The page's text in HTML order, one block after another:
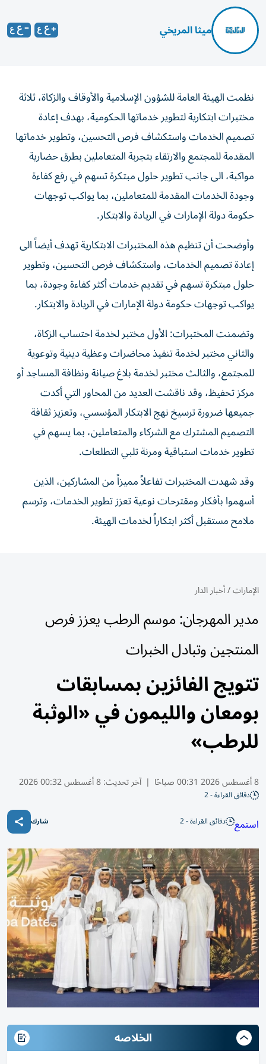
ميثا المريخي
نظمت الهيئة العامة للشؤون الإسلامية والأوقاف والزكاة، ثلاثة
مختبرات ابتكارية لتطوير خدماتها الحكومية، بهدف إعادة
تصميم الخدمات واستكشاف فرص التحسين، وتطوير خدماتها
المقدمة للمجتمع والارتقاء بتجربة المتعاملين بطرق حضارية
مواكبة، الى جانب تطوير حلول مبتكرة تسهم في رفع كفاءة
وجودة الخدمات المقدمة للمتعاملين، بما يواكب توجهات
حكومة دولة الإمارات في الريادة والابتكار.
وأوضحت أن تنظيم هذه المختبرات الابتكارية تهدف أيضاً الى
إعادة تصميم الخدمات، واستكشاف فرص التحسين، وتطوير
حلول مبتكرة تسهم في تقديم خدمات أكثر كفاءة وجودة، بما
يواكب توجهات حكومة دولة الإمارات في الريادة والابتكار.
وتضمنت المختبرات: الأول مختبر لخدمة احتساب الزكاة،
والثاني مختبر لخدمة تنفيذ محاضرات وعظية دينية وتوعوية
للمجتمع، والثالث مختبر لخدمة بلاغ صيانة ونظافة المساجد أو
مركز تحفيظ، وقد ناقشت العديد من المحاور التي أكدت
جميعها ضرورة ترسيخ نهج الابتكار المؤسسي، وتعزيز ثقافة
التصميم المشترك مع الشركاء والمتعاملين، بما يسهم في
تطوير خدمات استباقية ومرنة تلبي التطلعات.
وقد شهدت المختبرات تفاعلاً مميزاً من المشاركين، الذين
أسهموا بأفكار ومقترحات نوعية تعزز تطوير الخدمات، وترسم
ملامح مستقبل أكثر ابتكاراً لخدمات الهيئة.
الإمارات/أخبار الدار
مدير المهرجان: موسم الرطب يعزز فرص
المنتجين وتبادل الخبرات
تتويج الفائزين بمسابقات
بومعان والليمون في «الوثبة
للرطب»
8 أغسطس 2026 00:31 صباحًا | آخر تحديث:8 أغسطس 00:32 2026
دقائق القراءة - 2
استمع دقائق القراءة - 2 شارك
الخلاصه